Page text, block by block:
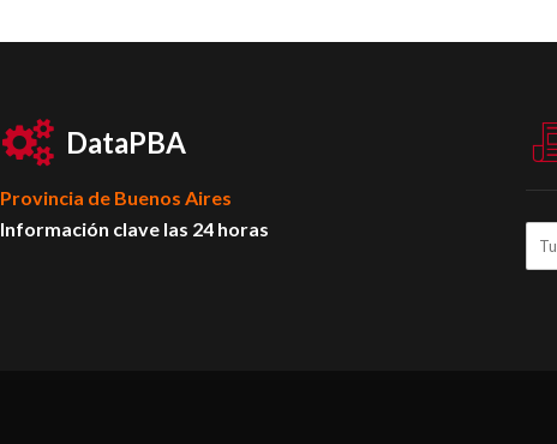
DataPBA
Provincia de Buenos Aires
Información clave las 24 horas